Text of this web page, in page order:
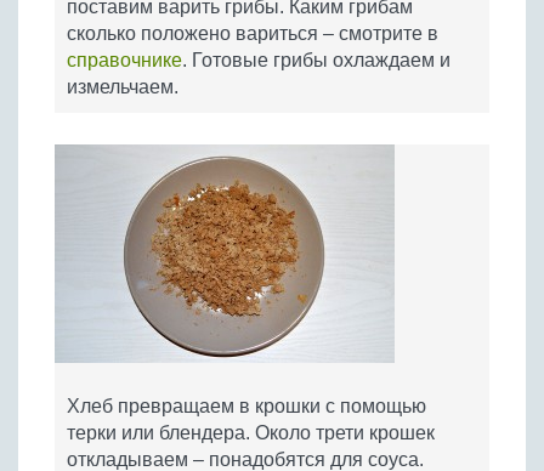
поставим варить грибы. Каким грибам
сколько положено вариться – смотрите в
справочнике. Готовые грибы охлаждаем и
измельчаем.
Хлеб превращаем в крошки с помощью
терки или блендера. Около трети крошек
откладываем – понадобятся для соуса.